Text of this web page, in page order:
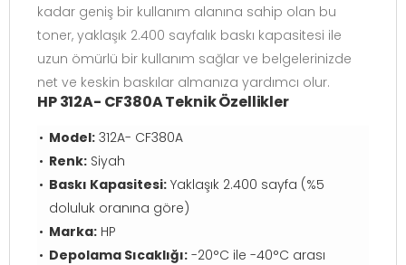
kadar geniş bir kullanım alanına sahip olan bu
toner, yaklaşık 2.400 sayfalık baskı kapasitesi ile
uzun ömürlü bir kullanım sağlar ve belgelerinizde
net ve keskin baskılar almanıza yardımcı olur.
HP 312A- CF380A Teknik Özellikler
Model: 312A- CF380A
Renk: Siyah
Baskı Kapasitesi: Yaklaşık 2.400 sayfa (%5
doluluk oranına göre)
Marka: HP
Depolama Sıcaklığı: -20°C ile -40°C arası